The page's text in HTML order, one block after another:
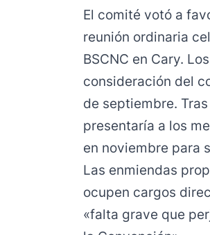
El comité votó a
reunión ordinaria
BSCNC en Cary.
consideración del
de septiembre.
presentaría a los
en noviembre para
Las enmiendas
ocupen cargos
«falta grave que